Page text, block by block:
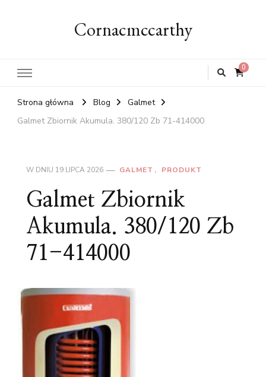
Cornacmccarthy
0
Strona główna Blog
Galmet
Galmet Zbiornik Akumula. 380/120 Zb 71-414000
W DNIU 19 LIPCA 2026 GALMET PRODUKT
Galmet Zbiornik
Akumula. 380/120 Zb
71-414000